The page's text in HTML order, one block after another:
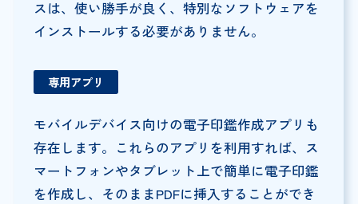
スは、使い勝手が良く、特別なソフトウェアを
インストールする必要がありません。
専用アプリ
モバイルデバイス向けの電子印鑑作成アプリも
存在します。これらのアプリを利用すれば、ス
マートフォンやタブレット上で簡単に電子印鑑
を作成し、そのままPDFに挿入することができ